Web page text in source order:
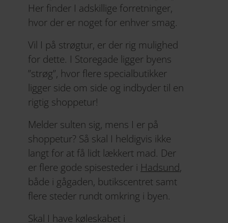
Her finder I adskillige forretninger,
hvor der er noget for enhver smag.
Vil I på strøgtur, er der rig mulighed
for dette. I Storegade ligger byens
”strøg”, hvor flere specialbutikker
ligger side om side og indbyder til en
rigtig shoppetur!
Melder sulten sig, mens I er på
shoppetur? Så skal I heldigvis ikke
langt for at få lidt lækkert mad. Der
er flere gode spisesteder i Hadsund,
både i gågaden, butikscentret samt
flere steder rundt omkring i byen.
Skal I have køleskabet i